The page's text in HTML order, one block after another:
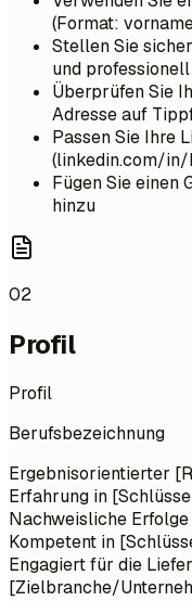
(Format:
Stellen Sie
und
Überprüfen Sie
Adresse auf
Passen Sie Ihre
(linkedin.com/
Fügen Sie
hinzu
02
Profil
Profil
Berufsbezeichnung
Ergebnisorientierter
Erfahrung in
Nachweisliche
Kompetent in
Engagiert für die
[Zielbranche/